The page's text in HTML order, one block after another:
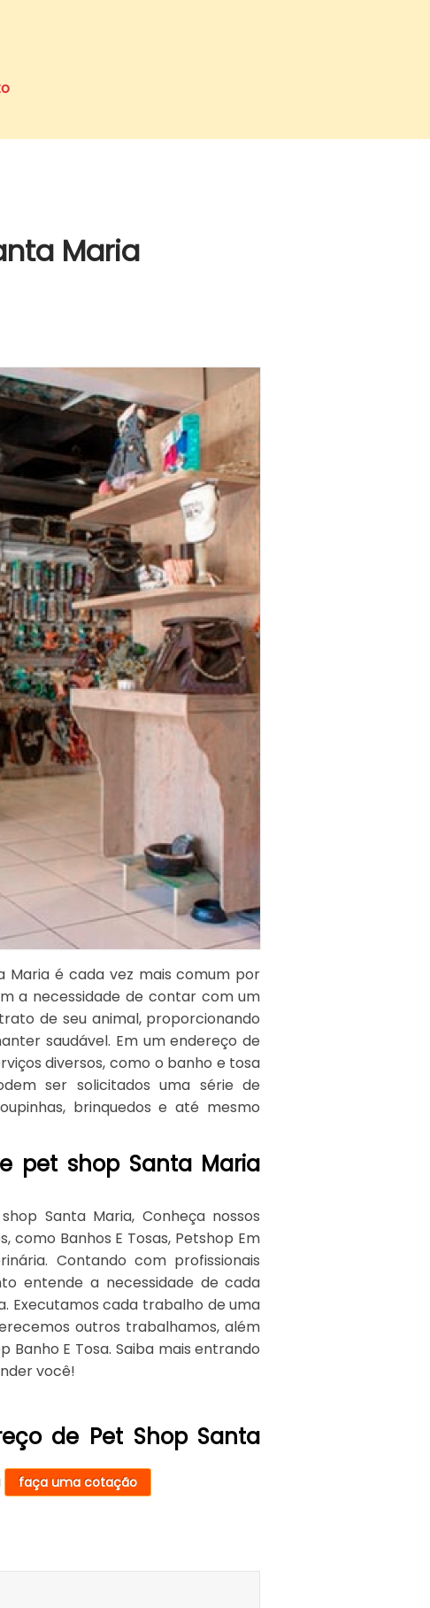
Maria
Maria é cada vez mais comum por
a necessidade de contar com um
de seu animal, proporcionando
saudável. Em um endereço de
diversos, como o banho e tosa
ser solicitados uma série de
brinquedos e até mesmo
pet shop Santa Maria
Santa Maria, Conheça nossos
como Banhos E Tosas, Petshop Em
Contando com profissionais
entende a necessidade de cada
Executamos cada trabalho de uma
outros trabalhamos, além
Banho E Tosa. Saiba mais entrando
você!
de Pet Shop Santa
faça uma cotação